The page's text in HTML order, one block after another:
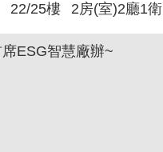
22/25樓 2房(室)2廳1衛